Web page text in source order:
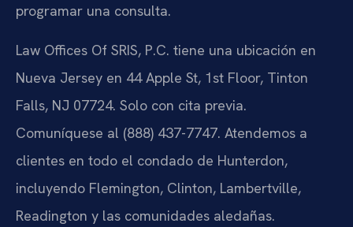
programar una consulta.
Law Offices Of SRIS, P.C. tiene una ubicación en
Nueva Jersey en 44 Apple St, 1st Floor, Tinton
Falls, NJ 07724. Solo con cita previa.
Comuníquese al (888) 437-7747. Atendemos a
clientes en todo el condado de Hunterdon,
incluyendo Flemington, Clinton, Lambertville,
Readington y las comunidades aledañas.